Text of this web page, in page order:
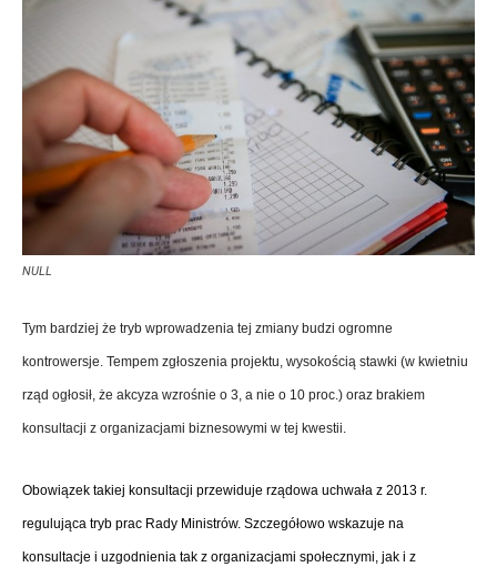
NULL
Tym bardziej że tryb wprowadzenia tej zmiany budzi ogromne
kontrowersje. Tempem zgłoszenia projektu, wysokością stawki (w kwietniu
rząd ogłosił, że akcyza wzrośnie o 3, a nie o 10 proc.) oraz brakiem
konsultacji z organizacjami biznesowymi w tej kwestii.
Obowiązek takiej konsultacji przewiduje rządowa uchwała z 2013 r.
regulująca tryb prac Rady Ministrów. Szczegółowo wskazuje na
konsultacje i uzgodnienia tak z organizacjami społecznymi, jak i z